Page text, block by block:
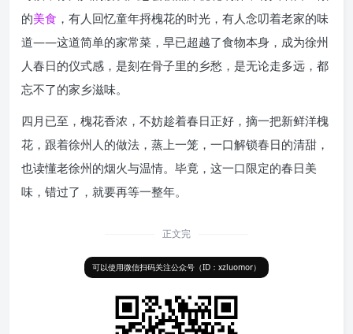
的美食 ，有人回忆童年捋槐花的时光，有人念叨着老家的味
道——这道简单的家常菜，早已超越了食物本身，成为徐州
人春日的仪式感，是刻在骨子里的乡愁，是无论走多远，都
忘不了的家乡滋味。
四月已至，槐花香浓，不妨趁着春日正好，摘一把新鲜洋槐
花，跟着徐州人的做法，蒸上一笼，一口解锁春日的清甜，
也读懂老徐州的烟火与温情。毕竟，这一口限定的春日美
味，错过了，就要再等一整年。
正文完
可以使用微信扫码关注公众号（ID：xzluomor）